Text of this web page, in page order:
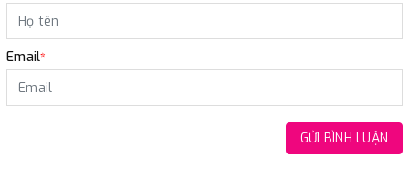
Email*
GỬI BÌNH LUẬN